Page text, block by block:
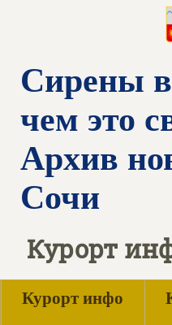
Сирены
чем это
Архив
Сочи
Курорт
Курорт инфо